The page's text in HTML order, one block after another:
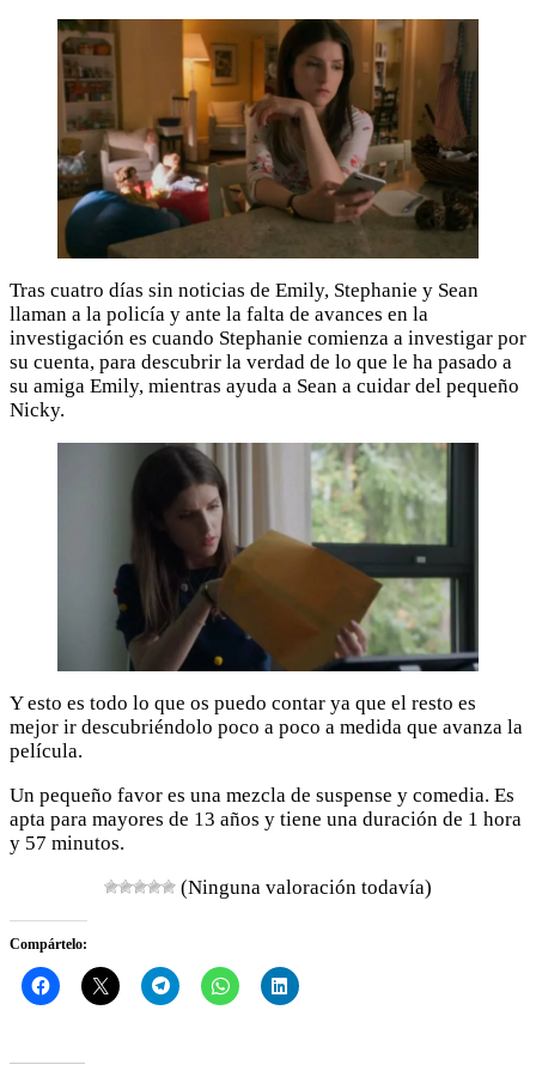
Tras cuatro días sin noticias de Emily, Stephanie y Sean
llaman a la policía y ante la falta de avances en la
investigación es cuando Stephanie comienza a investigar por
su cuenta, para descubrir la verdad de lo que le ha pasado a
su amiga Emily, mientras ayuda a Sean a cuidar del pequeño
Nicky.
Y esto es todo lo que os puedo contar ya que el resto es
mejor ir descubriéndolo poco a poco a medida que avanza la
película.
Un pequeño favor es una mezcla de suspense y comedia. Es
apta para mayores de 13 años y tiene una duración de 1 hora
y 57 minutos.
(Ninguna valoración todavía)
Compártelo: